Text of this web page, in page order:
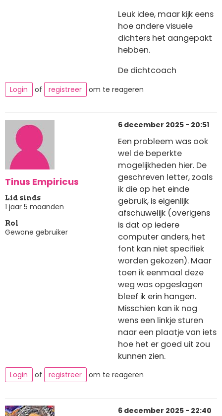
Leuk idee, maar kijk eens
hoe andere visuele
dichters het aangepakt
hebben.
De dichtcoach
Login of registreer om te reageren
Tinus Empiricus
Lid sinds
1 jaar 5 maanden
Rol
Gewone gebruiker
6 december 2025 - 20:51
Een probleem was ook
wel de beperkte
mogelijkheden hier. De
geschreven letter, zoals
ik die op het einde
gebruik, is eigenlijk
afschuwelijk (overigens
is dat op iedere
computer anders, het
font kan niet specifiek
worden gekozen). Maar
toen ik eenmaal deze
weg was opgeslagen
bleef ik erin hangen.
Misschien kan ik nog
wens een linkje sturen
naar een plaatje van iets
hoe het er goed uit zou
kunnen zien.
Login of registreer om te reageren
6 december 2025 - 22:40